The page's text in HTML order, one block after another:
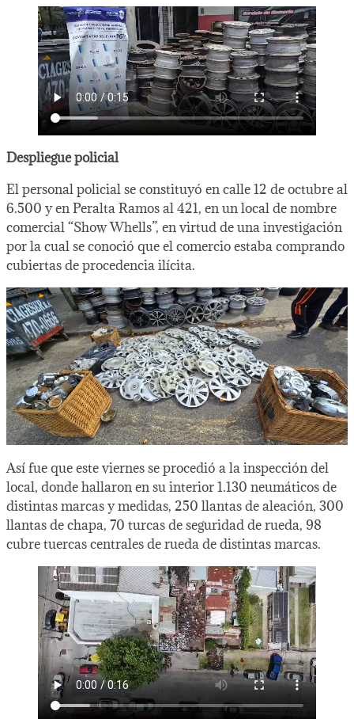
Despliegue policial
El personal policial se constituyó en calle 12 de octubre al
6.500 y en Peralta Ramos al 421, en un local de nombre
comercial “Show Whells”, en virtud de una investigación
por la cual se conoció que el comercio estaba comprando
cubiertas de procedencia ilícita.
Así fue que este viernes se procedió a la inspección del
local, donde hallaron en su interior 1.130 neumáticos de
distintas marcas y medidas, 250 llantas de aleación, 300
llantas de chapa, 70 turcas de seguridad de rueda, 98
cubre tuercas centrales de rueda de distintas marcas.